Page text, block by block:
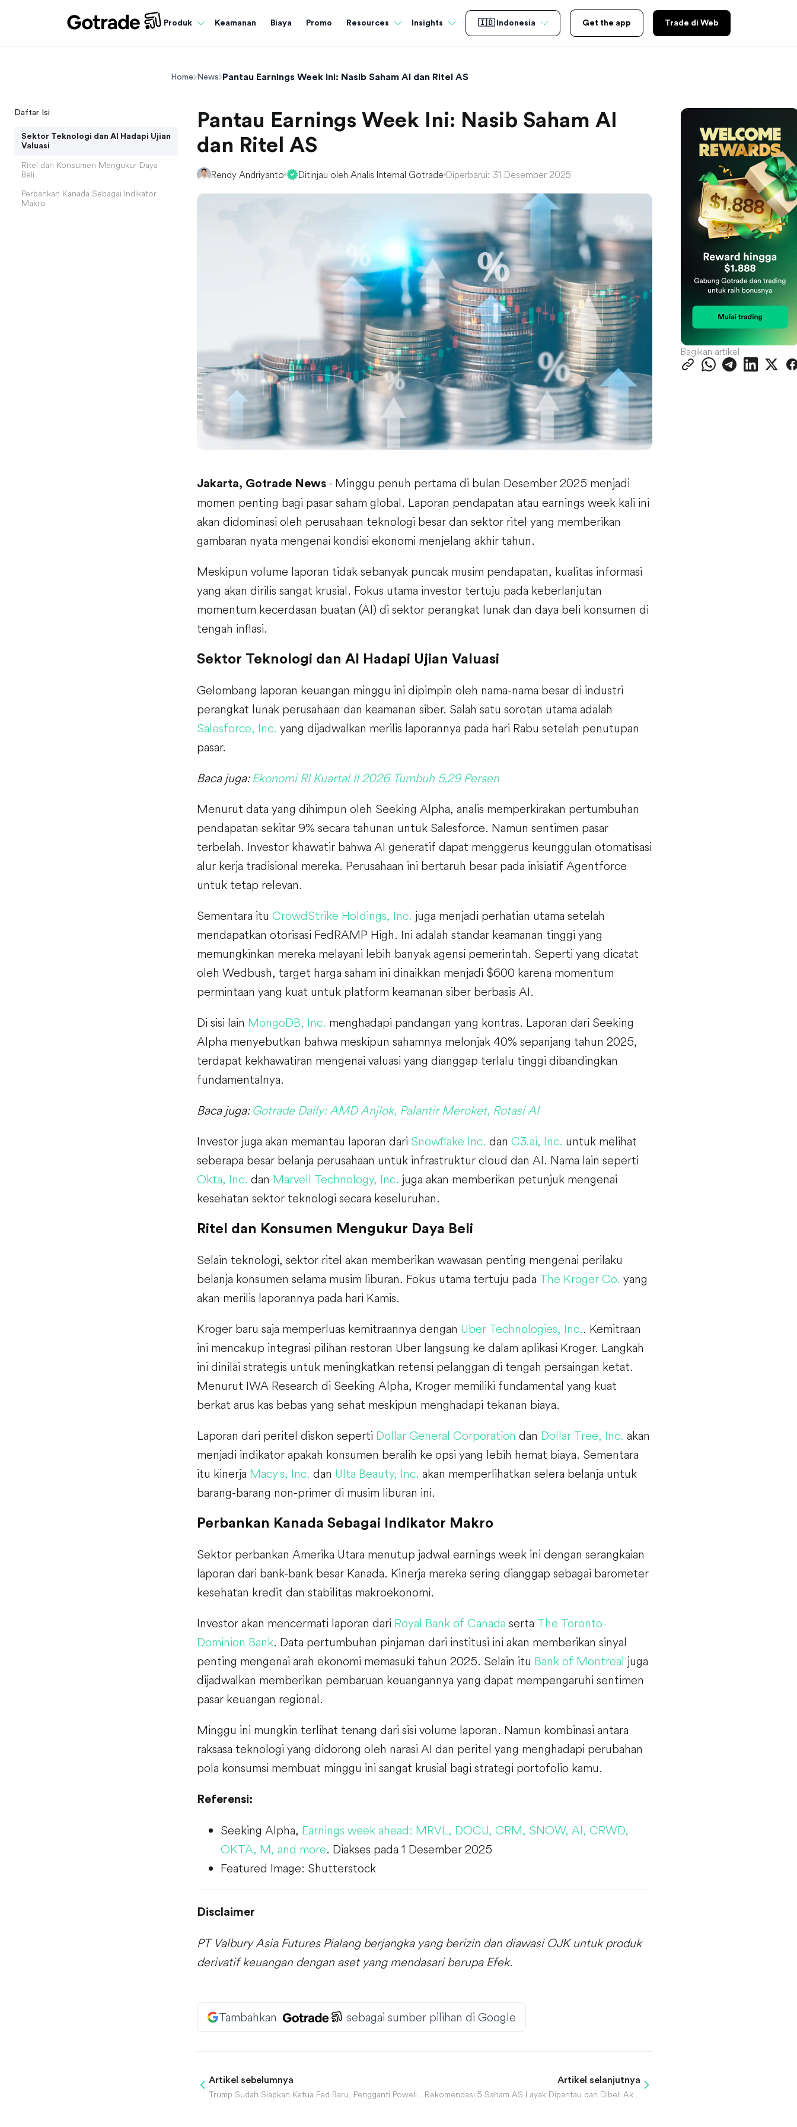
Produk Keamanan Biaya Promo Resources Insights 🇮🇩 Indonesia Get the app Trade di Web
Home News Pantau Earnings Week Ini: Nasib Saham AI dan Ritel AS
Daftar Isi
Sektor Teknologi dan AI Hadapi Ujian
Valuasi
Ritel dan Konsumen Mengukur Daya
Beli
Perbankan Kanada Sebagai Indikator
Makro
Pantau Earnings Week Ini: Nasib Saham AI
dan Ritel AS
Rendy Andriyanto Ditinjau oleh Analis Internal Gotrade Diperbarui: 31 Desember 2025
Jakarta, Gotrade News - Minggu penuh pertama di bulan Desember 2025 menjadi
momen penting bagi pasar saham global. Laporan pendapatan atau earnings week kali ini
akan didominasi oleh perusahaan teknologi besar dan sektor ritel yang memberikan
gambaran nyata mengenai kondisi ekonomi menjelang akhir tahun.
Meskipun volume laporan tidak sebanyak puncak musim pendapatan, kualitas informasi
yang akan dirilis sangat krusial. Fokus utama investor tertuju pada keberlanjutan
momentum kecerdasan buatan (AI) di sektor perangkat lunak dan daya beli konsumen di
tengah inflasi.
Sektor Teknologi dan AI Hadapi Ujian Valuasi
Gelombang laporan keuangan minggu ini dipimpin oleh nama-nama besar di industri
perangkat lunak perusahaan dan keamanan siber. Salah satu sorotan utama adalah
Salesforce, Inc. yang dijadwalkan merilis laporannya pada hari Rabu setelah penutupan
pasar.
Baca juga: Ekonomi RI Kuartal II 2026 Tumbuh 5,29 Persen
Menurut data yang dihimpun oleh Seeking Alpha, analis memperkirakan pertumbuhan
pendapatan sekitar 9% secara tahunan untuk Salesforce. Namun sentimen pasar
terbelah. Investor khawatir bahwa AI generatif dapat menggerus keunggulan otomatisasi
alur kerja tradisional mereka. Perusahaan ini bertaruh besar pada inisiatif Agentforce
untuk tetap relevan.
Sementara itu CrowdStrike Holdings, Inc. juga menjadi perhatian utama setelah
mendapatkan otorisasi FedRAMP High. Ini adalah standar keamanan tinggi yang
memungkinkan mereka melayani lebih banyak agensi pemerintah. Seperti yang dicatat
oleh Wedbush, target harga saham ini dinaikkan menjadi $600 karena momentum
permintaan yang kuat untuk platform keamanan siber berbasis AI.
Di sisi lain MongoDB, Inc. menghadapi pandangan yang kontras. Laporan dari Seeking
Alpha menyebutkan bahwa meskipun sahamnya melonjak 40% sepanjang tahun 2025,
terdapat kekhawatiran mengenai valuasi yang dianggap terlalu tinggi dibandingkan
fundamentalnya.
Baca juga: Gotrade Daily: AMD Anjlok, Palantir Meroket, Rotasi AI
Investor juga akan memantau laporan dari Snowflake Inc. dan C3.ai, Inc. untuk melihat
seberapa besar belanja perusahaan untuk infrastruktur cloud dan AI. Nama lain seperti
Okta, Inc. dan Marvell Technology, Inc. juga akan memberikan petunjuk mengenai
kesehatan sektor teknologi secara keseluruhan.
Ritel dan Konsumen Mengukur Daya Beli
Selain teknologi, sektor ritel akan memberikan wawasan penting mengenai perilaku
belanja konsumen selama musim liburan. Fokus utama tertuju pada The Kroger Co. yang
akan merilis laporannya pada hari Kamis.
Kroger baru saja memperluas kemitraannya dengan Uber Technologies, Inc.. Kemitraan
ini mencakup integrasi pilihan restoran Uber langsung ke dalam aplikasi Kroger. Langkah
ini dinilai strategis untuk meningkatkan retensi pelanggan di tengah persaingan ketat.
Menurut IWA Research di Seeking Alpha, Kroger memiliki fundamental yang kuat
berkat arus kas bebas yang sehat meskipun menghadapi tekanan biaya.
Laporan dari peritel diskon seperti Dollar General Corporation dan Dollar Tree, Inc. akan
menjadi indikator apakah konsumen beralih ke opsi yang lebih hemat biaya. Sementara
itu kinerja Macy's, Inc. dan Ulta Beauty, Inc. akan memperlihatkan selera belanja untuk
barang-barang non-primer di musim liburan ini.
Perbankan Kanada Sebagai Indikator Makro
Sektor perbankan Amerika Utara menutup jadwal earnings week ini dengan serangkaian
laporan dari bank-bank besar Kanada. Kinerja mereka sering dianggap sebagai barometer
kesehatan kredit dan stabilitas makroekonomi.
Investor akan mencermati laporan dari Royal Bank of Canada serta The Toronto-
Dominion Bank. Data pertumbuhan pinjaman dari institusi ini akan memberikan sinyal
penting mengenai arah ekonomi memasuki tahun 2025. Selain itu Bank of Montreal juga
dijadwalkan memberikan pembaruan keuangannya yang dapat mempengaruhi sentimen
pasar keuangan regional.
Minggu ini mungkin terlihat tenang dari sisi volume laporan. Namun kombinasi antara
raksasa teknologi yang didorong oleh narasi AI dan peritel yang menghadapi perubahan
pola konsumsi membuat minggu ini sangat krusial bagi strategi portofolio kamu.
Referensi:
Seeking Alpha, Earnings week ahead: MRVL, DOCU, CRM, SNOW, AI, CRWD,
OKTA, M, and more. Diakses pada 1 Desember 2025
Featured Image: Shutterstock
Disclaimer
PT Valbury Asia Futures Pialang berjangka yang berizin dan diawasi OJK untuk produk
derivatif keuangan dengan aset yang mendasari berupa Efek.
Tambahkan sebagai sumber pilihan di Google
Artikel sebelumnya
Trump Sudah Siapkan Ketua Fed Baru, Pengganti Powell. Siapakah Dia?
Artikel selanjutnya
Rekomendasi 5 Saham AS Layak Dipantau dan Dibeli Akhir 2025
Bagikan artikel